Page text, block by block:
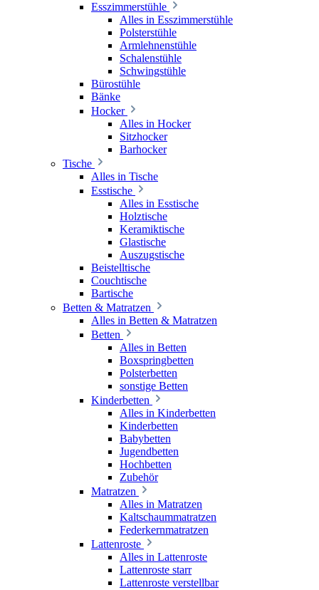
Esszimmerstühle
Alles in Esszimmerstühle
Polsterstühle
Armlehnenstühle
Schalenstühle
Schwingstühle
Bürostühle
Bänke
Hocker
Alles in Hocker
Sitzhocker
Barhocker
Tische
Alles in Tische
Esstische
Alles in Esstische
Holztische
Keramiktische
Glastische
Auszugstische
Beistelltische
Couchtische
Bartische
Betten & Matratzen
Alles in Betten & Matratzen
Betten
Alles in Betten
Boxspringbetten
Polsterbetten
sonstige Betten
Kinderbetten
Alles in Kinderbetten
Kinderbetten
Babybetten
Jugendbetten
Hochbetten
Zubehör
Matratzen
Alles in Matratzen
Kaltschaummatratzen
Federkernmatratzen
Lattenroste
Alles in Lattenroste
Lattenroste starr
Lattenroste verstellbar